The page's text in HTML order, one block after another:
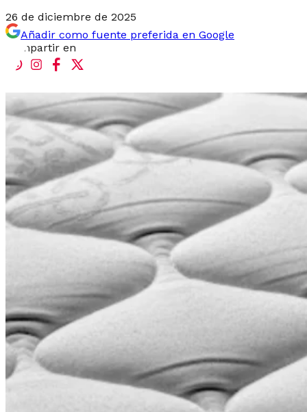
26 de diciembre de 2025
Añadir como fuente preferida en Google
Compartir en